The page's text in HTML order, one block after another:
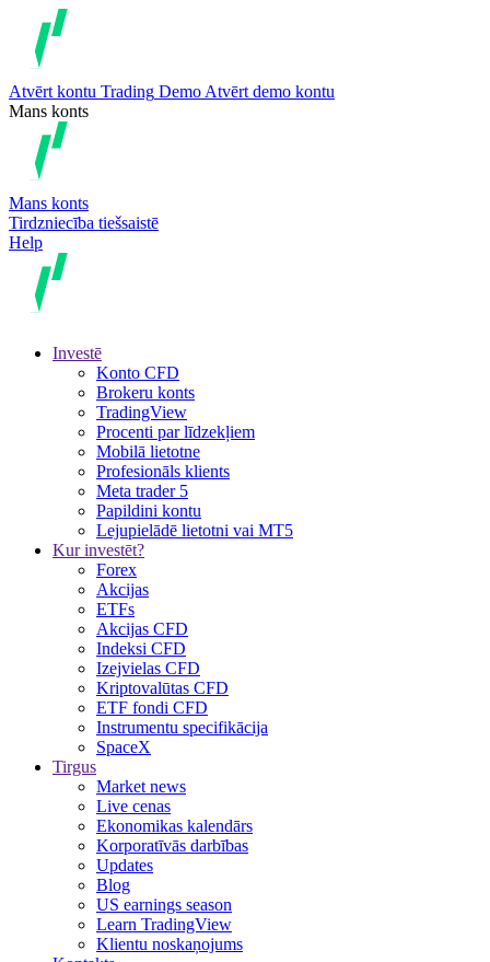
Atvērt kontu Trading Demo Atvērt demo kontu
Mans konts
Mans konts
Tirdzniecība tiešsaistē
Help
Investē
Konto CFD
Brokeru konts
TradingView
Procenti par līdzekļiem
Mobilā lietotne
Profesionāls klients
Meta trader 5
Papildini kontu
Lejupielādē lietotni vai MT5
Kur investēt?
Forex
Akcijas
ETFs
Akcijas CFD
Indeksi CFD
Izejvielas CFD
Kriptovalūtas CFD
ETF fondi CFD
Instrumentu specifikācija
SpaceX
Tirgus
Market news
Live cenas
Ekonomikas kalendārs
Korporatīvās darbības
Updates
Blog
US earnings season
Learn TradingView
Klientu noskaņojums